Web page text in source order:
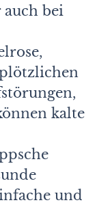
auch bei
kalte
und